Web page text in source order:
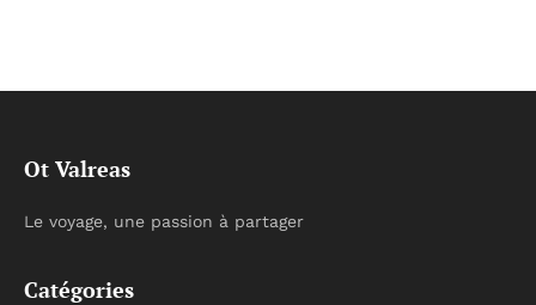
Ot Valreas
Le voyage, une passion à partager
Catégories